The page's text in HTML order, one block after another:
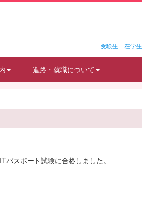
受験生 在学生
進路・就職について
スポート試験に合格しました。